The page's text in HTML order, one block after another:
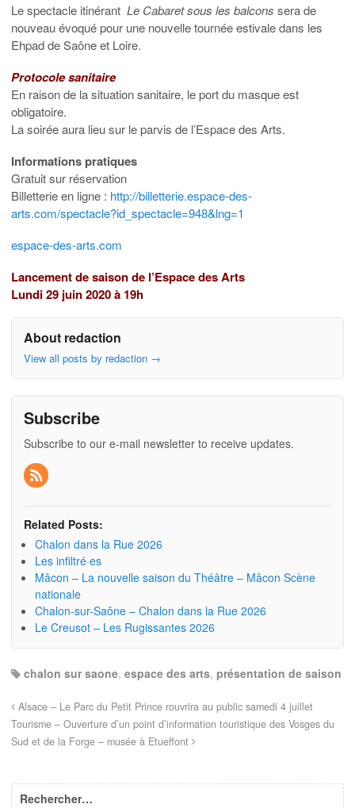
Le spectacle itinérant Le Cabaret sous les balcons sera de
nouveau évoqué pour une nouvelle tournée estivale dans les
Ehpad de Saône et Loire.
Protocole sanitaire
En raison de la situation sanitaire, le port du masque est
obligatoire.
La soirée aura lieu sur le parvis de l’Espace des Arts.
Informations pratiques
Gratuit sur réservation
Billetterie en ligne : http://billetterie.espace-des-
arts.com/spectacle?id_spectacle=948&lng=1
espace-des-arts.com
Lancement de saison de l’Espace des Arts
Lundi 29 juin 2020 à 19h
About redaction
View all posts by redaction →
Subscribe
Subscribe to our e-mail newsletter to receive updates.
Related Posts:
Chalon dans la Rue 2026
Les infiltré·es
Mâcon – La nouvelle saison du Théâtre – Mâcon Scène
nationale
Chalon-sur-Saône – Chalon dans la Rue 2026
Le Creusot – Les Rugissantes 2026
chalon sur saone, espace des arts, présentation de saison
Alsace – Le Parc du Petit Prince rouvrira au public samedi 4 juillet
Tourisme – Ouverture d’un point d’information touristique des Vosges du
Sud et de la Forge – musée à Etueffont
Rechercher…